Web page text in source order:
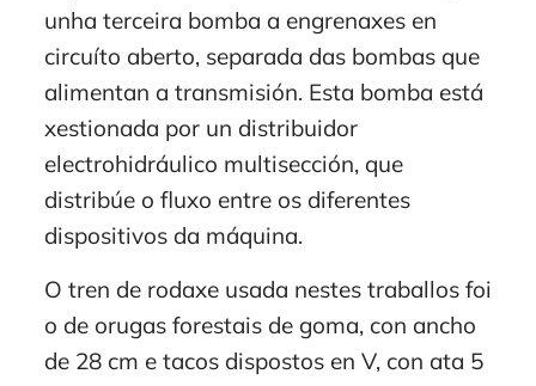
unha terceira bomba a engrenaxes en
circuíto aberto, separada das bombas que
alimentan a transmisión. Esta bomba está
xestionada por un distribuidor
electrohidráulico multisección, que
distribúe o fluxo entre os diferentes
dispositivos da máquina.
O tren de rodaxe usada nestes traballos foi
o de orugas forestais de goma, con ancho
de 28 cm e tacos dispostos en V, con ata 5